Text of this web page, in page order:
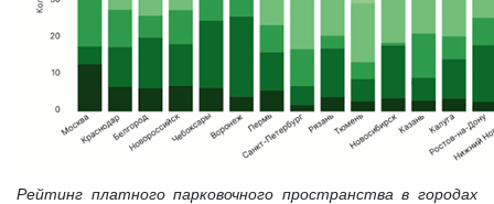
Рейтинг платного парковочного пространства в городах